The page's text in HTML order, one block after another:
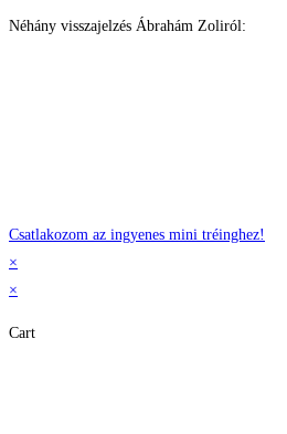
Néhány visszajelzés Ábrahám Zoliról:
Csatlakozom az ingyenes mini tréinghez!
×
×
Cart